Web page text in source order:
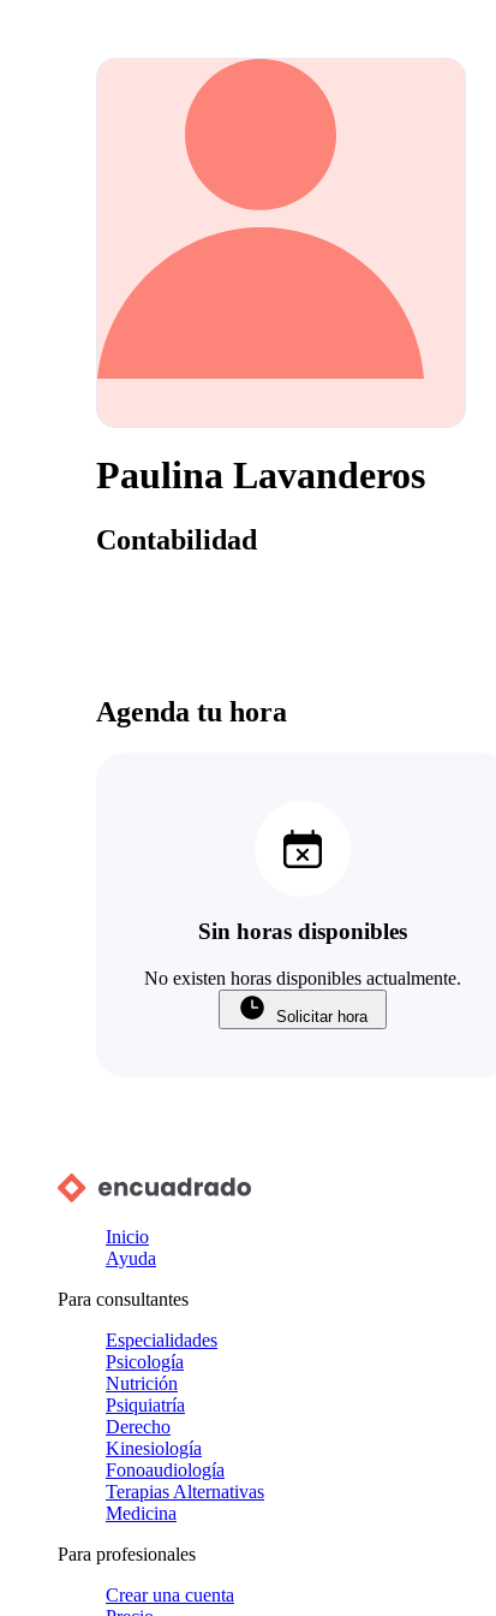
Paulina Lavanderos
Contabilidad
Agenda tu hora
Sin horas disponibles
No existen horas disponibles actualmente.
Solicitar hora
Inicio
Ayuda
Para consultantes
Especialidades
Psicología
Nutrición
Psiquiatría
Derecho
Kinesiología
Fonoaudiología
Terapias Alternativas
Medicina
Para profesionales
Crear una cuenta